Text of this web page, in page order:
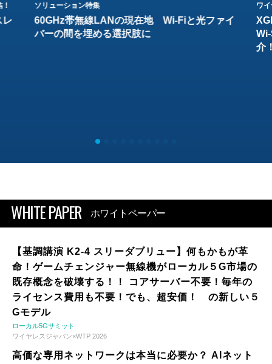
レ
ソリューション特集
60GHz帯無線LANの現在地 Wi-Fiと光ファイ
バーの間を埋める選択肢に
ワ
介
WHITE PAPER ホワイトペーパー
【基調講演 K2-4 スリーダブリュー】何もかもが革
命！ゲームチェンジャー無線機がローカル５G市場の
既存概念を破壊する！！ コアサーバー不要！毎年の
ライセンス費用も不要！でも、超安価！ の新しい５
Gモデル
ローカル5Gサミット
ワイヤレスジャパン×WTP 2026
高価な専用ネットワークは本当に必要か？ AIネット